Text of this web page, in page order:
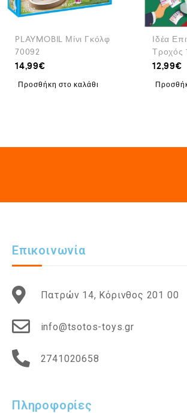
PLAYMOBIL Μίνι Γκόλφ
70092
14,99€
Προσθήκη στο καλάθι
Ιδέα
Τροχός
12,99€
Επικοινωνία
Πατρών 14, Κόρινθος 201 00
info@tsotos-toys.gr
2741020658
Πληροφορίες